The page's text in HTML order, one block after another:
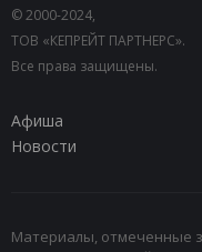
© 2000-2024,
ТОВ «КЕПРЕЙТ ПАРТНЕРС».
Все права защищены.
Афиша
Новости
Материалы, отмеченные